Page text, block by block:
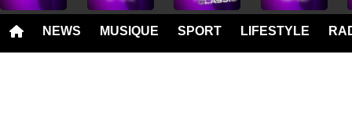
NEWS MUSIQUE SPORT LIFESTYLE